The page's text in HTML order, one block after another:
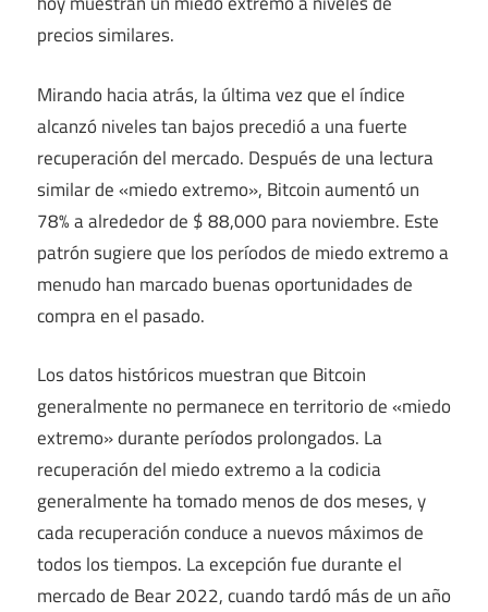
precios similares.
Mirando hacia atrás, la última vez que el índice
alcanzó niveles tan bajos precedió a una fuerte
recuperación del mercado. Después de una lectura
similar de «miedo extremo», Bitcoin aumentó un
78% a alrededor de $ 88,000 para noviembre. Este
patrón sugiere que los períodos de miedo extremo a
menudo han marcado buenas oportunidades de
compra en el pasado.
Los datos históricos muestran que Bitcoin
generalmente no permanece en territorio de «miedo
extremo» durante períodos prolongados. La
recuperación del miedo extremo a la codicia
generalmente ha tomado menos de dos meses, y
cada recuperación conduce a nuevos máximos de
todos los tiempos. La excepción fue durante el
mercado de Bear 2022, cuando tardó más de un año